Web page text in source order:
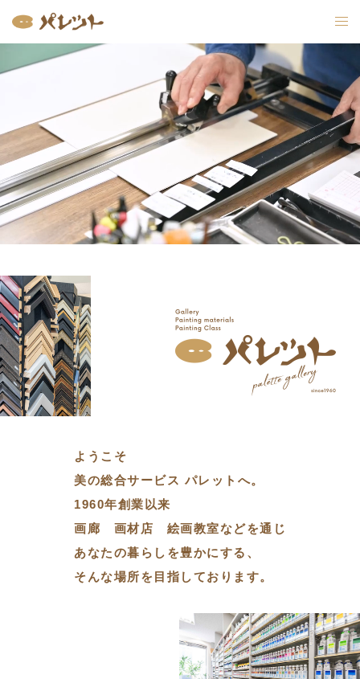
へ
プ
ようこそ
美の総合サービス パレットへ。
1960年創業以来
画廊 画材店 絵画教室などを通じ
あなたの暮らしを豊かにする、
そんな場所を目指しております。